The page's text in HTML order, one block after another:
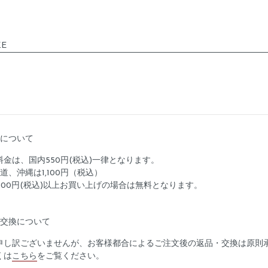
ついて
金は、国内550円(税込)一律となります。
、沖縄は1,100円（税込）
円(税込)以上お買い上げの場合は無料となります。
換について
し訳ございませんが、お客様都合によるご注文後の返品・交換は原則
はこちら をご覧ください。